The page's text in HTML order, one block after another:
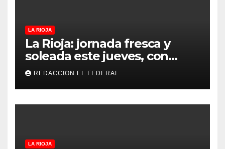
LA RIOJA
La Rioja: jornada fresca y
soleada este jueves, con
temperaturas estables para
el viernes
REDACCION EL FEDERAL
LA RIOJA